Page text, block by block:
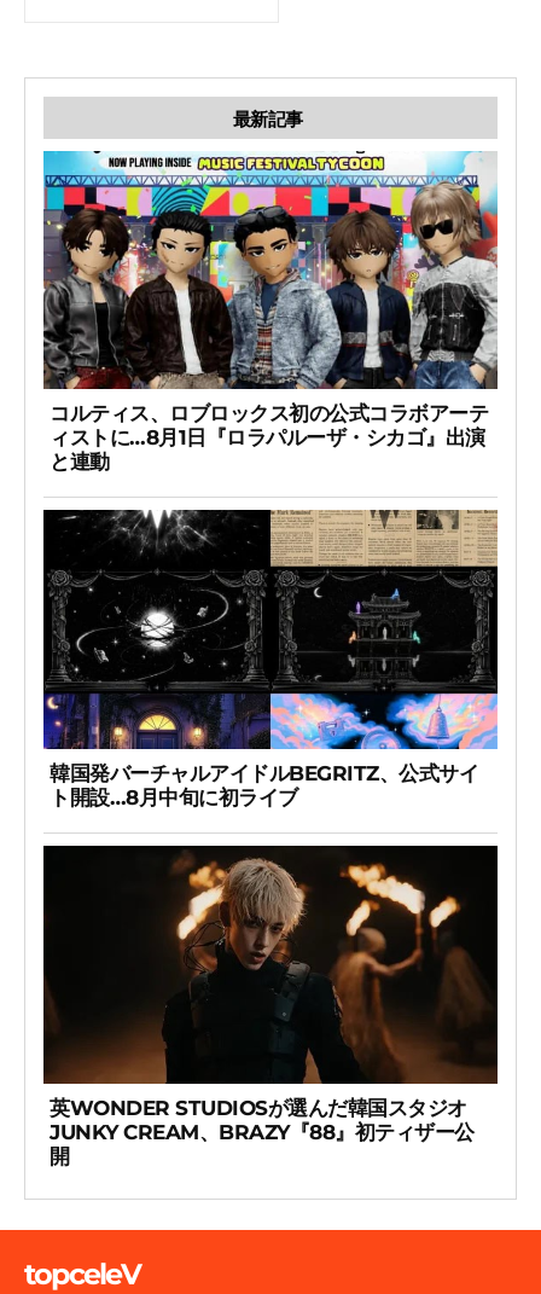
最新記事
コルティス、ロブロックス初の公式コラボアーテ
ィストに…8月1日『ロラパルーザ・シカゴ』出演
と連動
韓国発バーチャルアイドルBEGRITZ、公式サイ
ト開設…8月中旬に初ライブ
英WONDER STUDIOSが選んだ韓国スタジオ
JUNKY CREAM、BRAZY『88』初ティザー公
開
topceleV